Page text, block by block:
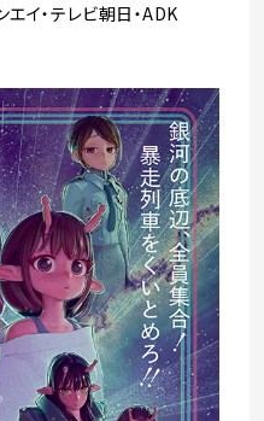
イ・テレビ朝日・ADK